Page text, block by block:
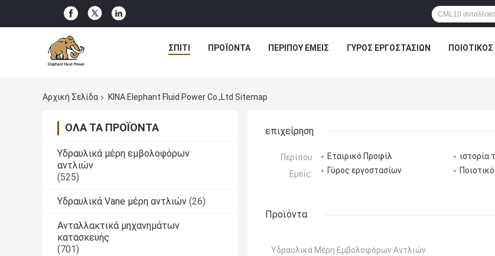
ΣΠΊΤΙ ΠΡΟΪΌΝΤΑ ΠΕΡΊΠΟΥ ΕΜΕΊΣ ΓΎΡΟΣ ΕΡΓΟΣΤΑΣΊΩΝ
Αρχική Σελίδα ΚΙΝΑ Elephant Fluid Power Co.,Ltd Sitemap
ΌΛΑ ΤΑ ΠΡΟΪΌΝΤΑ
Υδραυλικά μέρη εμβολοφόρων
αντλιών
(525)
Υδραυλικά Vane μέρη αντλιών (26)
Ανταλλακτικά μηχανημάτων
κατασκευής
(701)
επιχείρηση
Περίπου
Εμείς:
Εταιρικό Προφίλ ιστορία
Γύρος εργοστασίων
Προϊόντα
Υδραυλικά Μέρη Εμβολοφόρων Αντλιών